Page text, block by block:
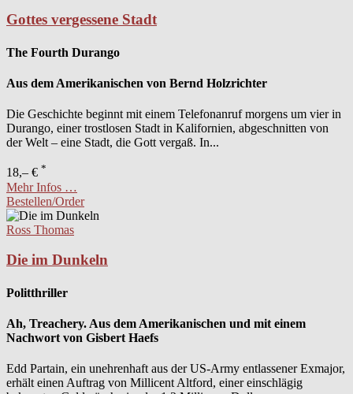
Gottes vergessene Stadt
The Fourth Durango
Aus dem Amerikanischen von Bernd Holzrichter
Die Geschichte beginnt mit einem Telefonanruf morgens um vier in
Durango, einer trostlosen Stadt in Kalifornien, abgeschnitten von
der Welt – eine Stadt, die Gott vergaß. In...
18,– € *
Mehr Infos …
Bestellen/Order
Ross Thomas
Die im Dunkeln
Politthriller
Ah, Treachery. Aus dem Amerikanischen und mit einem
Nachwort von Gisbert Haefs
Edd Partain, ein unehrenhaft aus der US-Army entlassener Exmajor,
erhält einen Auftrag von Millicent Altford, einer einschlägig